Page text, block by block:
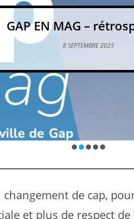
GAP EN MAG –
8 SEPTEMBRE 2025
de cap,
et plus de respect